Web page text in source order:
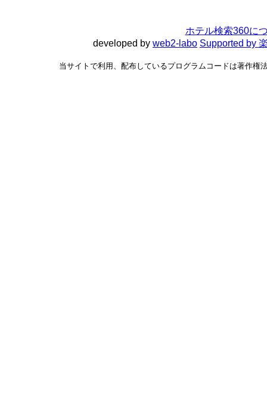
ホテル検索360に
developed by web2-labo Supported by
当サイトで利用、配布しているプログラムコードは著作